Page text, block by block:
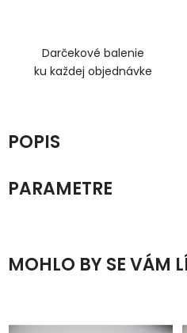
Darčekové balenie
ku každej objednávke
POPIS
PARAMETRE
MOHLO BY SE VÁM